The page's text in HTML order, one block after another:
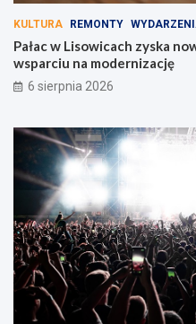
KULTURA REMONTY
Pałac w Lisowicach zyska
wsparciu na modernizację
6 sierpnia 2026